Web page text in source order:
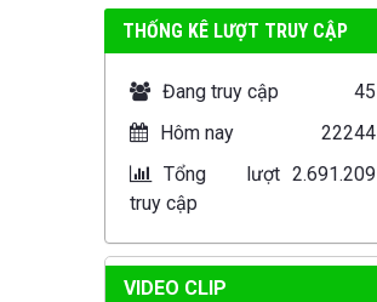
THỐNG KÊ LƯỢT TRUY CẬP
Đang truy cập
45
Hôm nay
22244
Tổng lượt
truy cập
2.691.209
VIDEO CLIP